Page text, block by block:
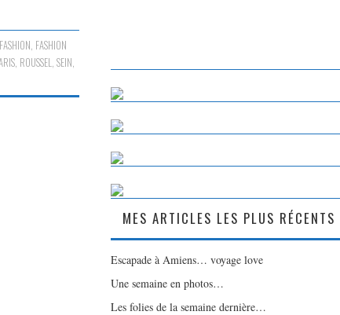
FASHION, FASHION
, ROUSSEL, SEIN,
MES ARTICLES LES PLUS RÉCENTS
Escapade à Amiens… voyage love
Une semaine en photos…
Les folies de la semaine dernière…